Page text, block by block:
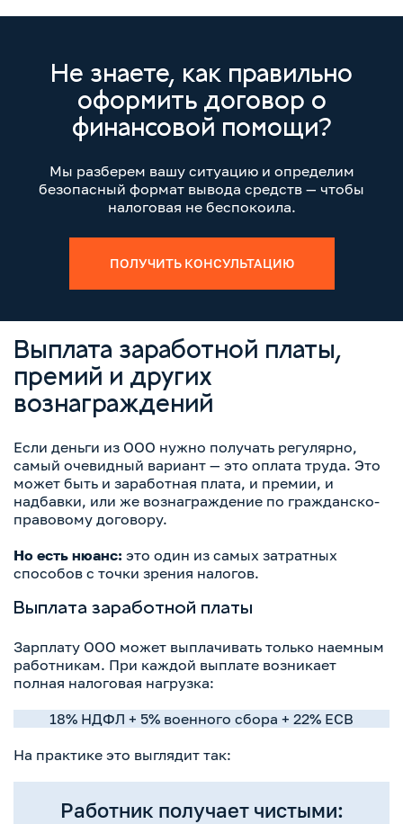
Не знаете, как правильно
оформить договор о
финансовой помощи?
Мы разберем вашу ситуацию и определим
безопасный формат вывода средств — чтобы
налоговая не беспокоила.
ПОЛУЧИТЬ КОНСУЛЬТАЦИЮ
Выплата заработной платы,
премий и других
вознаграждений
Если деньги из ООО нужно получать регулярно,
самый очевидный вариант — это оплата труда. Это
может быть и заработная плата, и премии, и
надбавки, или же вознаграждение по гражданско-
правовому договору.
Но есть нюанс: это один из самых затратных
способов с точки зрения налогов.
Выплата заработной платы
Зарплату ООО может выплачивать только наемным
работникам. При каждой выплате возникает
полная налоговая нагрузка:
18% НДФЛ + 5% военного сбора + 22% ЕСВ
На практике это выглядит так:
Работник получает чистыми: